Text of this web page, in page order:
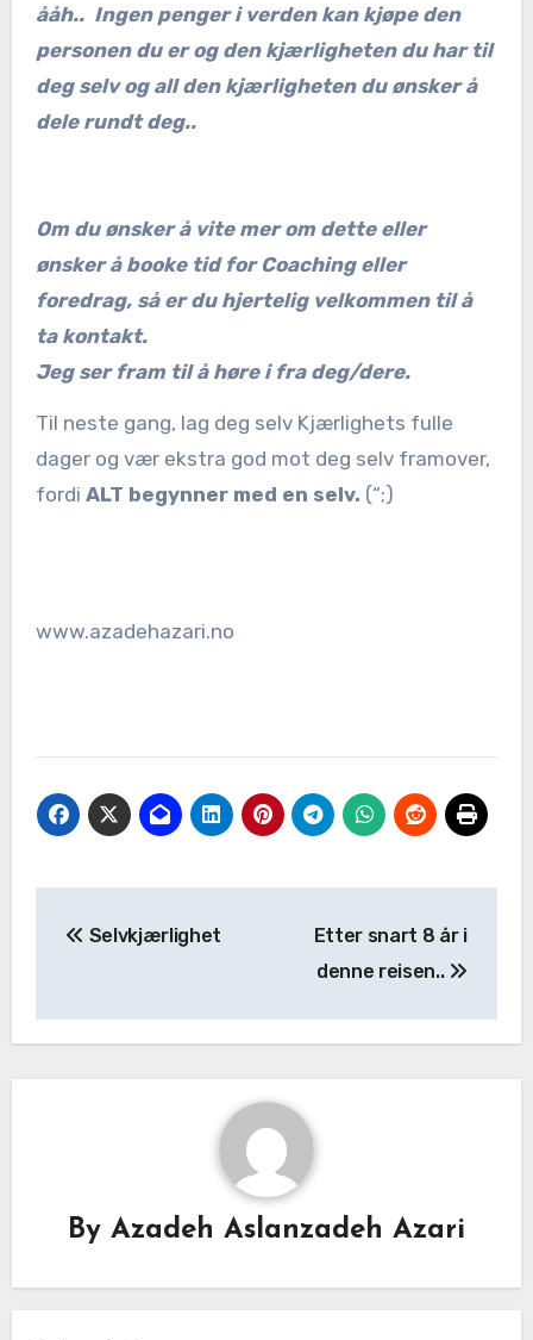
ååh.. Ingen penger i verden kan kjøpe den
personen du er og den kjærligheten du har til
deg selv og all den kjærligheten du ønsker å
dele rundt deg..
Om du ønsker å vite mer om dette eller
ønsker å booke tid for Coaching eller
foredrag, så er du hjertelig velkommen til å
ta kontakt.
Jeg ser fram til å høre i fra deg/dere.
Til neste gang, lag deg selv Kjærlighets fulle
dager og vær ekstra god mot deg selv framover,
fordi ALT begynner med en selv. (“;)
www.azadehazari.no
Selvkjærlighet
Etter snart 8 år i
denne reisen..
By Azadeh Aslanzadeh Azari